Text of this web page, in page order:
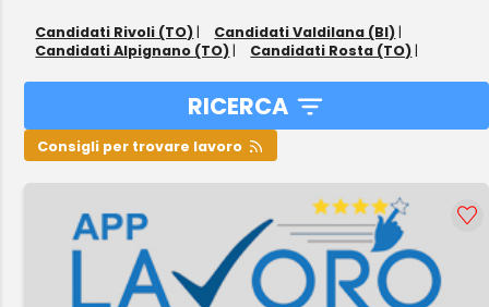
Candidati Rivoli (TO) | Candidati Valdilana (BI) |
Candidati Alpignano (TO) | Candidati Rosta (TO) |
RICERCA
Consigli per trovare lavoro